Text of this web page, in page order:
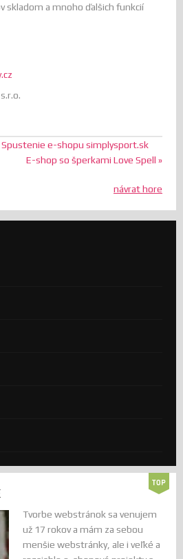
skladom a mnoho ďalšich funkcií
Spustenie e-shopu simplysport.sk
E-shop so šperkami Love Spell »
návrat hore
Tvorbe webstránok sa venujem
už 17 rokov a mám za sebou
menšie webstránky, ale i veľké a